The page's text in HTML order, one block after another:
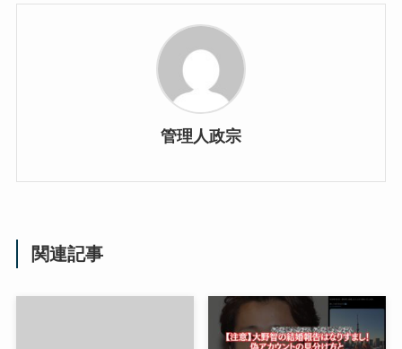
管理人政宗
関連記事